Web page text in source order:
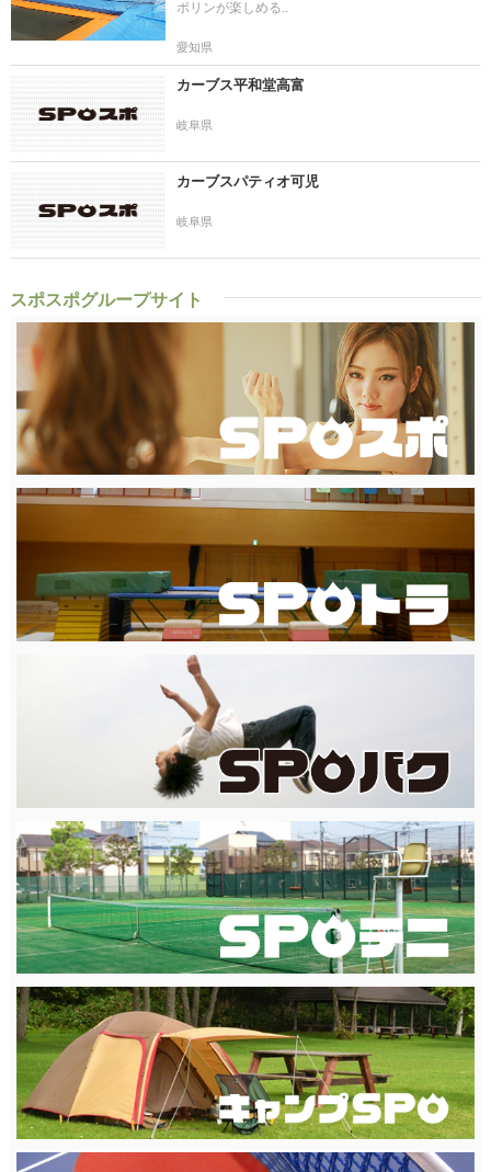
ポリンが楽しめる..
愛知県
カーブス平和堂高富
岐阜県
カーブスパティオ可児
岐阜県
スポスポグループサイト